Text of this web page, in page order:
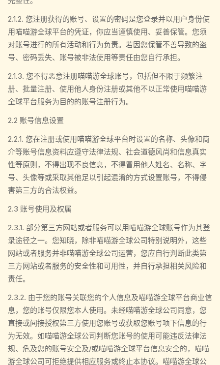
2.1.2. 您注册获得的账号、设置的密码是您登录并以用户身份使
用喵喵游全球平台的凭证，你应当谨慎使用、妥善保管。您须
对账号进行的所有活动和行为负责。若因您保管不善导致的盗
号、密码丢失、账号被非法使用等责任由您自行承担。
2.1.3. 您不得恶意注册喵喵游全球账号，包括但不限于频繁注
册、批量注册、使用他人身份注册或其他不以正常使用喵喵游
全球平台服务为目的的账号注册行为。
2.2 账号信息设置
2.2.1. 您在注册或使用喵喵游全球平台时设置的名称、头像和简
介等账号信息资料应遵守法律法规、社会道德风尚和信息真实
性等原则，不得出现不良信息，不得冒用他人姓名、名称、字
号、头像等或采取其他足以引起混淆的方式设置账号，不得侵
害第三方的合法权益。
2.3 账号使用及权属
2.3.1. 部分第三方网站或者服务可以用喵喵游全球账号作为其登
录途径之一。您知晓，除非喵喵游全球公司特别说明外，这些
网站或者服务并非喵喵游全球公司运营，您应自行判断此类第
三方网站或者服务的安全性和可用性，并自行承担相关风险和
责任。
2.3.2. 由于您的账号关联您的个人信息及喵喵游全球平台商业信
息，您的账号仅限您本人使用。未经喵喵游全球公司同意，您
直接或间接授权第三方使用您账号或获取您账号项下信息的行
为无效。如喵喵游全球公司判断您账号的使用可能违反法律法
规、危及您的账号安全及/或喵喵游全球平台信息安全的，喵喵
游全球公司可拒绝提供相应服务或终止本协议。喵喵游全球公